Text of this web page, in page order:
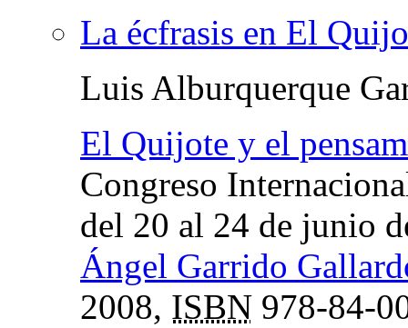
La écfrasis en El
Luis Alburquerque
El Quijote y el
Congreso
del 20 al 24 de junio
Ángel Garrido
2008, ISBN 978-84-